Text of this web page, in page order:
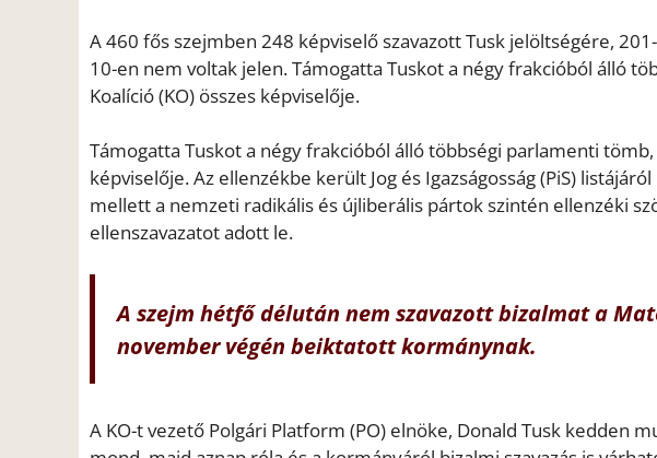
A 460 fős szejmben 248 képviselő szavazott Tusk jelöltségére,
10-en nem voltak jelen. Támogatta Tuskot a négy frakcióból álló
Koalíció (KO) összes képviselője.
Támogatta Tuskot a négy frakcióból álló többségi parlamenti tömb,
képviselője. Az ellenzékbe került Jog és Igazságosság (PiS)
mellett a nemzeti radikális és újliberális pártok szintén ellenzéki
ellenszavazatot adott le.
A szejm hétfő délután nem szavazott bizalmat a
november végén beiktatott kormánynak.
A KO-t vezető Polgári Platform (PO) elnöke, Donald Tusk kedden